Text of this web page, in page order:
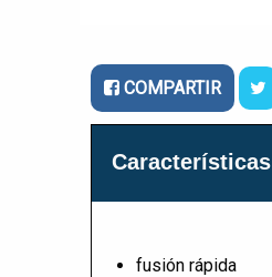
COMPARTIR
Características
fusión rápida